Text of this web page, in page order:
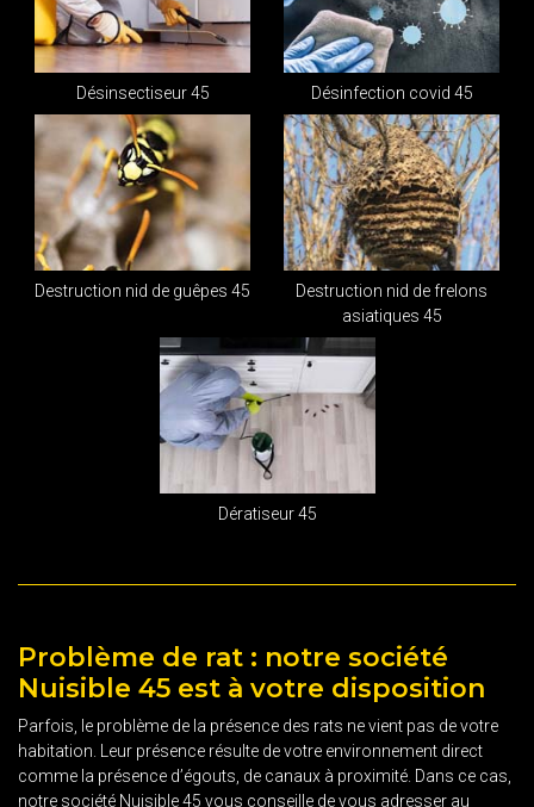
Désinsectiseur 45 Désinfection covid 45
Destruction nid de guêpes 45
Destruction nid de frelons
asiatiques 45
Dératiseur 45
Problème de rat : notre société
Nuisible 45 est à votre disposition
Parfois, le problème de la présence des rats ne vient pas de votre
habitation. Leur présence résulte de votre environnement direct
comme la présence d’égouts, de canaux à proximité. Dans ce cas,
notre société Nuisible 45 vous conseille de vous adresser au